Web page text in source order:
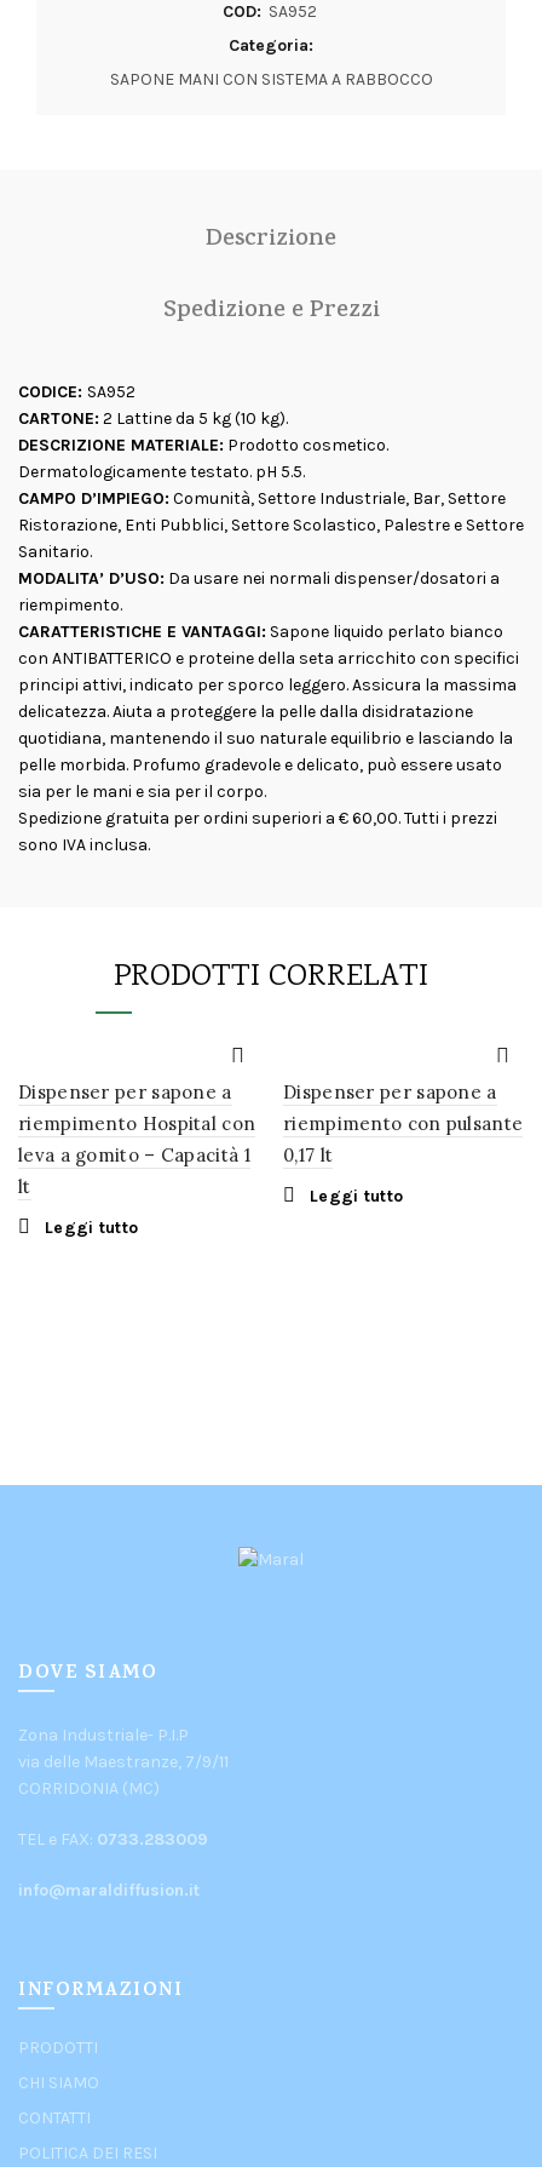
COD: SA952
Categoria:
SAPONE MANI CON SISTEMA A RABBOCCO
Descrizione
Spedizione e Prezzi
CODICE: SA952
CARTONE: 2 Lattine da 5 kg (10 kg).
DESCRIZIONE MATERIALE: Prodotto cosmetico.
Dermatologicamente testato. pH 5.5.
CAMPO D’IMPIEGO: Comunità, Settore Industriale, Bar, Settore
Ristorazione, Enti Pubblici, Settore Scolastico, Palestre e Settore
Sanitario.
MODALITA’ D’USO: Da usare nei normali dispenser/dosatori a
riempimento.
CARATTERISTICHE E VANTAGGI: Sapone liquido perlato bianco
con ANTIBATTERICO e proteine della seta arricchito con specifici
principi attivi, indicato per sporco leggero. Assicura la massima
delicatezza. Aiuta a proteggere la pelle dalla disidratazione
quotidiana, mantenendo il suo naturale equilibrio e lasciando la
pelle morbida. Profumo gradevole e delicato, può essere usato
sia per le mani e sia per il corpo.
Spedizione gratuita per ordini superiori a € 60,00. Tutti i prezzi
sono IVA inclusa.
PRODOTTI CORRELATI
Dispenser per sapone a
riempimento Hospital con
leva a gomito – Capacità 1
lt
Leggi tutto
Dispenser per sapone a
riempimento con pulsante
0,17 lt
Leggi tutto
DOVE SIAMO
Zona Industriale- P.I.P
via delle Maestranze, 7/9/11
CORRIDONIA (MC)
TEL e FAX: 0733.283009
info@maraldiffusion.it
INFORMAZIONI
PRODOTTI
CHI SIAMO
CONTATTI
POLITICA DEI RESI